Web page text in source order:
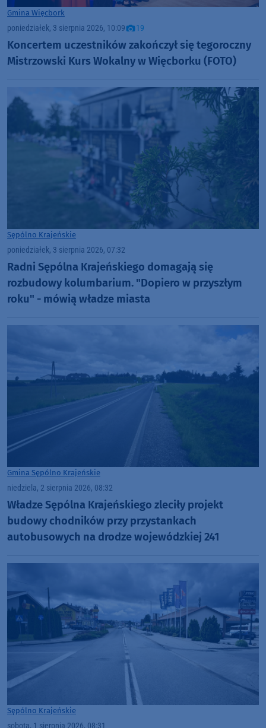
Gmina Więcbork
poniedziałek, 3 sierpnia 2026, 10:09 19
Koncertem uczestników zakończył się tegoroczny
Mistrzowski Kurs Wokalny w Więcborku (FOTO)
Sępólno Krajeńskie
poniedziałek, 3 sierpnia 2026, 07:32
Radni Sępólna Krajeńskiego domagają się
rozbudowy kolumbarium. "Dopiero w przyszłym
roku" - mówią władze miasta
Gmina Sępólno Krajeńskie
niedziela, 2 sierpnia 2026, 08:32
Władze Sępólna Krajeńskiego zleciły projekt
budowy chodników przy przystankach
autobusowych na drodze wojewódzkiej 241
Sępólno Krajeńskie
sobota, 1 sierpnia 2026, 08:31